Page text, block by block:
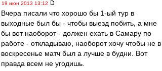
19 июн 2013 13:12
Вчера писали что хорошо бы 1-ый тур в
выходные был бы - чтобы выезд побить, а мне
бы вот наоборот - должен ехать в Самару по
работе - откладываю, наоборот хочу чтобы не в
воскресенье матч был а лучше в будни. Вот
правда всем не угодишь.